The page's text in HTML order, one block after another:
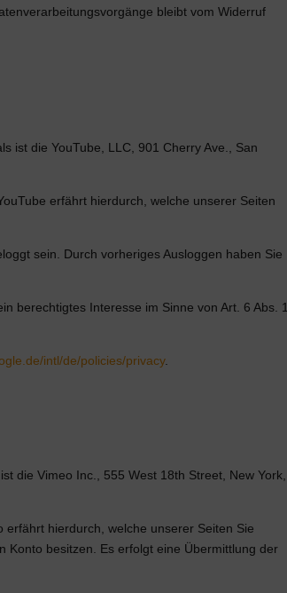
bleibt vom Widerruf
ist die YouTube, LLC, 901 Cherry Ave., San
erfährt hierdurch, welche unserer Seiten
sein. Durch vorheriges Ausloggen haben Sie
berechtigtes Interesse im Sinne von Art. 6 Abs. 1
intl/de/policies/privacy.
die Vimeo Inc., 555 West 18th Street, New York,
hierdurch, welche unserer Seiten Sie
Konto besitzen. Es erfolgt eine Übermittlung der